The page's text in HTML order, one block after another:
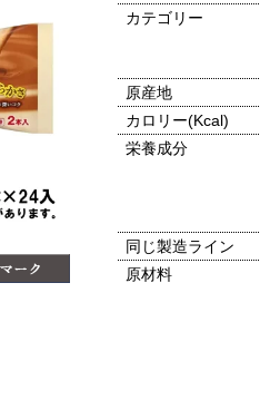
カテゴリー
原産地
カロリー(Kcal)
栄養成分
同じ製造ライン
原材料